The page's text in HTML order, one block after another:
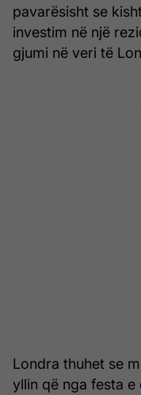
pavarësisht se
investim në një
gjumi në veri të
Londra thuhet se
yllin që nga festa e